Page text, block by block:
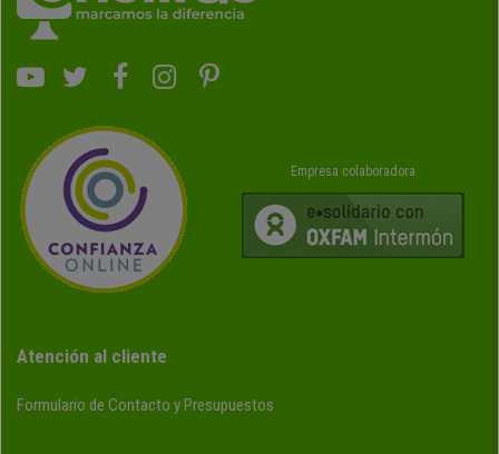
Empresa colaboradora
Atención al cliente
Formulario de Contacto y Presupuestos